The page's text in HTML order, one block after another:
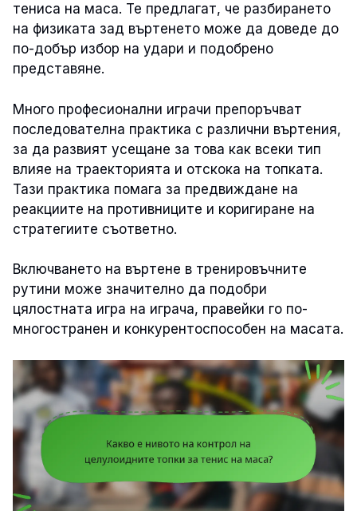
тениса на маса. Те предлагат, че разбирането
на физиката зад въртенето може да доведе до
по-добър избор на удари и подобрено
представяне.
Много професионални играчи препоръчват
последователна практика с различни въртения,
за да развият усещане за това как всеки тип
влияе на траекторията и отскока на топката.
Тази практика помага за предвиждане на
реакциите на противниците и коригиране на
стратегиите съответно.
Включването на въртене в тренировъчните
рутини може значително да подобри
цялостната игра на играча, правейки го по-
многостранен и конкурентоспособен на масата.